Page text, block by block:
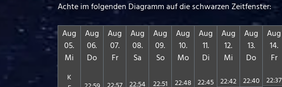
Achte im folgenden Diagramm auf die schwarzen Zeitfenster:
Aug
05.
Mi
K
Aug
06.
Do
Aug
07.
Fr
Aug
08.
Sa
Aug
09.
So
22:51
Aug
10.
Mo
22:48
Aug
11.
Di
22:45
Aug
12.
Mi
22:42
Aug
13.
Do
22:40
Aug
14.
Fr
22:37